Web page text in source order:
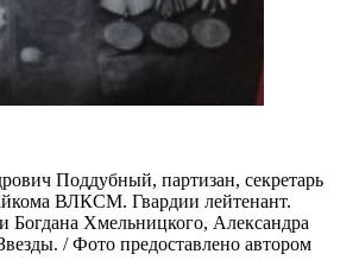
Поддубный, партизан, секретарь
ВЛКСМ. Гвардии лейтенант.
Богдана Хмельницкого, Александра
/ Фото предоставлено автором